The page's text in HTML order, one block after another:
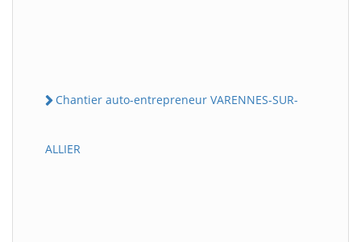
Chantier auto-entrepreneur VARENNES-SUR-
ALLIER